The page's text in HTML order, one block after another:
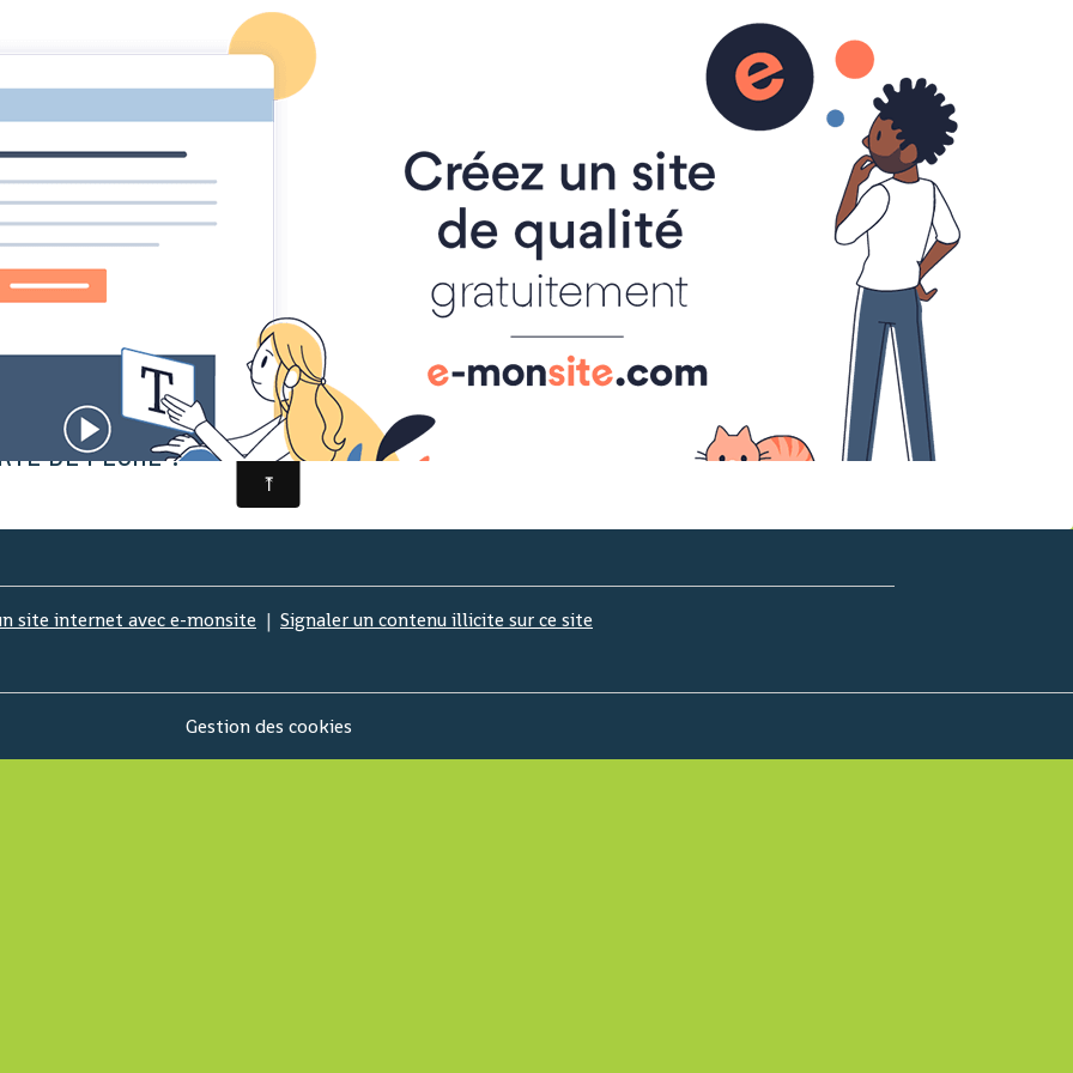
À 5 LE NB DE CAPTURES/JOUR ? VOTES OUVERTS
DE PÊCHE ? VOTES OUVERTS
site internet avec e-monsite Signaler un contenu illicite sur ce site
Gestion des cookies